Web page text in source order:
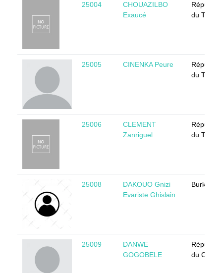
25004
CHOUAZILBO
Exaucé
du Tchad
25005 CINENKA Peure
du Tchad
25006
CLEMENT
Zanriguel
du Tchad
25008
DAKOUO Gnizi
Evariste Ghislain
Burkina
25009
DANWE
GOGOBELE
du